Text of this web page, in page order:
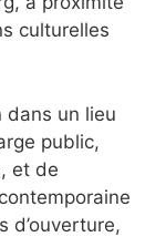
culturelles
dans un lieu
public,
et de
d’ouverture,